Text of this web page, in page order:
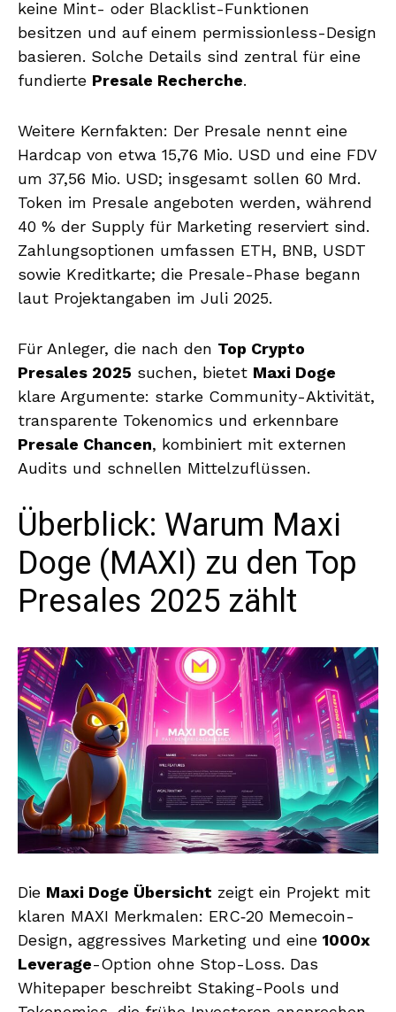
keine Mint- oder Blacklist-Funktionen
besitzen und auf einem permissionless-Design
basieren. Solche Details sind zentral für eine
fundierte Presale Recherche.
Weitere Kernfakten: Der Presale nennt eine
Hardcap von etwa 15,76 Mio. USD und eine FDV
um 37,56 Mio. USD; insgesamt sollen 60 Mrd.
Token im Presale angeboten werden, während
40 % der Supply für Marketing reserviert sind.
Zahlungsoptionen umfassen ETH, BNB, USDT
sowie Kreditkarte; die Presale-Phase begann
laut Projektangaben im Juli 2025.
Für Anleger, die nach den Top Crypto
Presales 2025 suchen, bietet Maxi Doge
klare Argumente: starke Community-Aktivität,
transparente Tokenomics und erkennbare
Presale Chancen, kombiniert mit externen
Audits und schnellen Mittelzuflüssen.
Überblick: Warum Maxi
Doge (MAXI) zu den Top
Presales 2025 zählt
Die Maxi Doge Übersicht zeigt ein Projekt mit
klaren MAXI Merkmalen: ERC‑20 Memecoin-
Design, aggressives Marketing und eine 1000x
Leverage-Option ohne Stop-Loss. Das
Whitepaper beschreibt Staking-Pools und